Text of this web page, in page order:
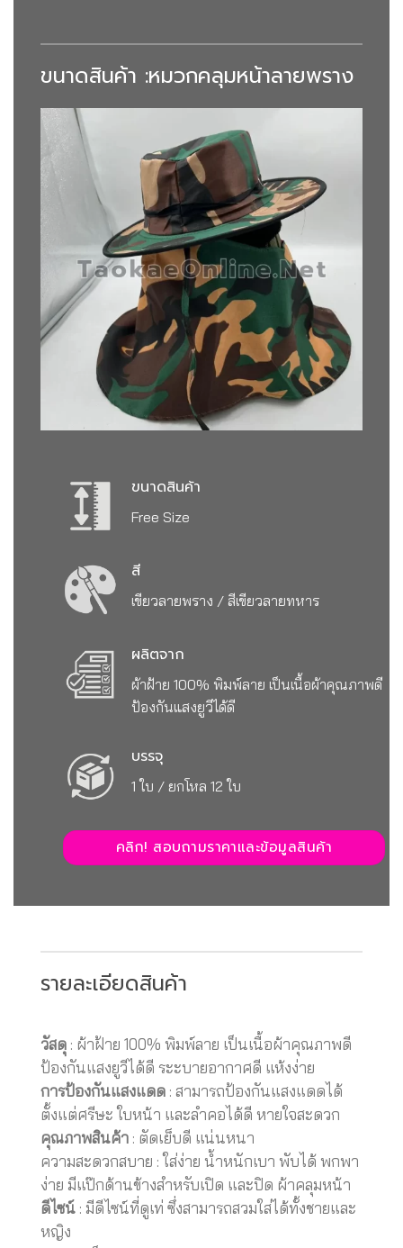
ขนาดสินค้า :หมวกคลุมหน้าลายพราง
ขนาดสินค้า
Free Size
สี
เขียวลายพราง / สีเขียวลายทหาร
ผลิตจาก
ผ้าฝ้าย 100% พิมพ์ลาย เป็นเนื้อผ้าคุณภาพดี
ป้องกันแสงยูวีได้ดี
บรรจุ
1 ใบ / ยกโหล 12 ใบ
คลิก! สอบถามราคาและข้อมูลสินค้า
รายละเอียดสินค้า
วัสดุ : ผ้าฝ้าย 100% พิมพ์ลาย เป็นเนื้อผ้าคุณภาพดี
ป้องกันแสงยูวีได้ดี ระะบายอากาศดี แห้งง่าย
การป้องกันแสงแดด : สามารถป้องกันแสงแดดได้
ตั้งแต่ศรีษะ ใบหน้า และลำคอได้ดี หายใจสะดวก
คุณภาพสินค้า : ตัดเย็บดี แน่นหนา
ความสะดวกสบาย : ใส่ง่าย น้ำหนักเบา พับได้ พกพา
ง่าย มีแป๊กด้านข้างสำหรับเปิด และปิด ผ้าคลุมหน้า
ดีไซน์ : มีดีไซน์ที่ดูเท่ ซึ่งสามารถสวมใส่ได้ทั้งชายและ
หญิง